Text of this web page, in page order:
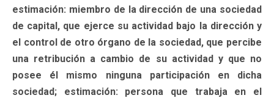
estimación: miembro de la dirección de una sociedad
de capital, que ejerce su actividad bajo la dirección y
el control de otro órgano de la sociedad, que percibe
una retribución a cambio de su actividad y que no
posee él mismo ninguna participación en dicha
sociedad; estimación: persona que trabaja en el